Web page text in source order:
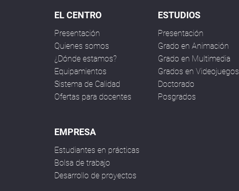
EL CENTRO
Presentación
Quienes somos
¿Dónde estamos?
Equipamientos
Sistema de Calidad
Ofertas para docentes
ESTUDIOS
Presentación
Grado en Animación
Grado en Multimedia
Grados en Videojuegos
Doctorado
Posgrados
EMPRESA
Estudiantes en prácticas
Bolsa de trabajo
Desarrollo de proyectos